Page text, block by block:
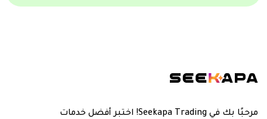
مرحبًا بك في Seekapa Trading! اختبر أفضل خدمات